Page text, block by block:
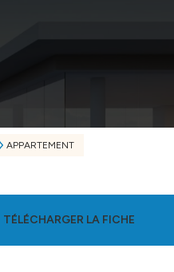
APPARTEMENT
TÉLÉCHARGER LA FICHE